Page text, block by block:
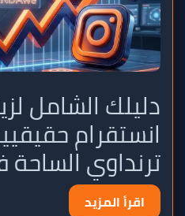
دليلك الشامل
انستقرام
ترنداوي الساحة في
اقرأ المزيد